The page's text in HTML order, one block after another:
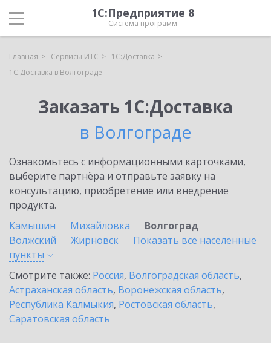
1С:Предприятие 8
Система программ
Главная Сервисы ИТС
1С:Доставка
1С:Доставка в Волгограде
Заказать 1С:Доставка
в Волгограде
Ознакомьтесь с информационными карточками,
выберите партнёра и отправьте заявку на
консультацию, приобретение или внедрение
продукта.
Камышин
Михайловка
Волгоград
Волжский
Жирновск
Показать все населенные
пункты
Смотрите также: Россия, Волгоградская область,
Астраханская область, Воронежская область,
Республика Калмыкия, Ростовская область,
Саратовская область